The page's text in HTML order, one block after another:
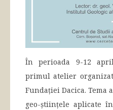
În perioada 9-12
primul atelier
Fundației Dacica.
geo-științele aplicate